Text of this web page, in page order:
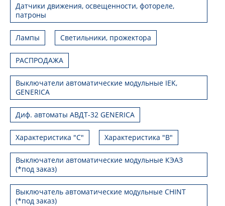
Датчики движения, освещенности, фотореле,
патроны
Лампы Светильники, прожектора
РАСПРОДАЖА
Выключатели автоматические модульные IEK,
GENERICA
Диф. автоматы АВДТ-32 GENERICA
Характеристика "С" Характеристика "В"
Выключатели автоматические модульные КЭАЗ
(*под заказ)
Выключатель автоматические модульные CHINT
(*под заказ)